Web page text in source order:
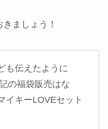
ましょう！
も伝えたように
の福袋販売はな
イキーLOVEセット